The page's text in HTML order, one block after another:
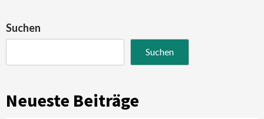
Suchen
Suchen
Neueste Beiträge